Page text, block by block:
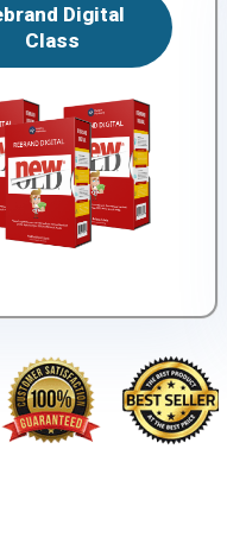
Digital
Class